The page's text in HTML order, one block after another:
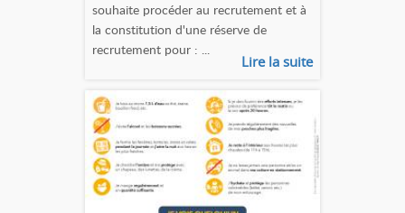
souhaite procéder au recrutement et à
la constitution d'une réserve de
recrutement pour : ...
Lire la suite